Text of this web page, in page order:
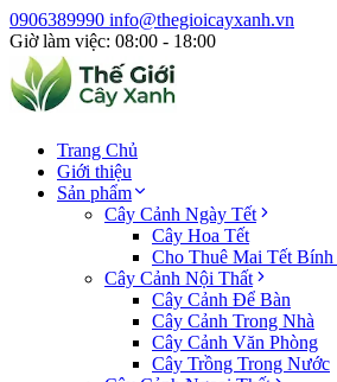
0906389990 info@thegioicayxanh.vn
Giờ làm việc: 08:00 - 18:00
Trang Chủ
Giới thiệu
Sản phẩm
Cây Cảnh Ngày Tết
Cây Hoa Tết
Cho Thuê Mai Tết
Cây Cảnh Nội Thất
Cây Cảnh Để Bàn
Cây Cảnh Trong Nhà
Cây Cảnh Văn Phòng
Cây Trồng Trong Nước